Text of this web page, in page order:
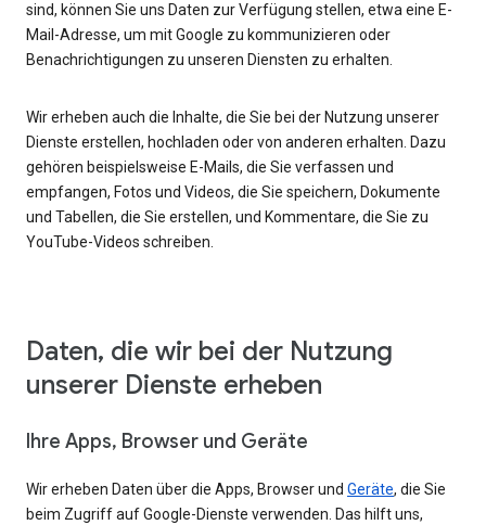
sind, können Sie uns Daten zur Verfügung stellen, etwa eine E-
Mail-Adresse, um mit Google zu kommunizieren oder
Benachrichtigungen zu unseren Diensten zu erhalten.
Wir erheben auch die Inhalte, die Sie bei der Nutzung unserer
Dienste erstellen, hochladen oder von anderen erhalten. Dazu
gehören beispielsweise E-Mails, die Sie verfassen und
empfangen, Fotos und Videos, die Sie speichern, Dokumente
und Tabellen, die Sie erstellen, und Kommentare, die Sie zu
YouTube-Videos schreiben.
Daten, die wir bei der Nutzung
unserer Dienste erheben
Ihre Apps, Browser und Geräte
Wir erheben Daten über die Apps, Browser und Geräte, die Sie
beim Zugriff auf Google-Dienste verwenden. Das hilft uns,